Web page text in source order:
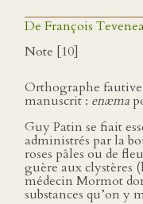
De François
Note [10]
Orthographe
manuscrit : enæma
Guy Patin se fiait
administrés par la
roses pâles ou de
guère aux clystères
médecin Mormot
substances qu’on y